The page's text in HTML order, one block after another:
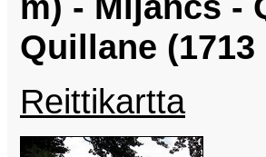
Quillane
Reittikartta